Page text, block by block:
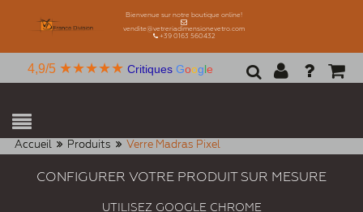
Bienvenue sur notre boutique online!
vendite@vetreriadimensionevetro.com
+39 0163 560432
4,9/5 ★★★★★ Critiques Google
Accueil Produits Verre Madras Pixel
CONFIGURER VOTRE PRODUIT SUR MESURE
UTILISEZ GOOGLE CHROME